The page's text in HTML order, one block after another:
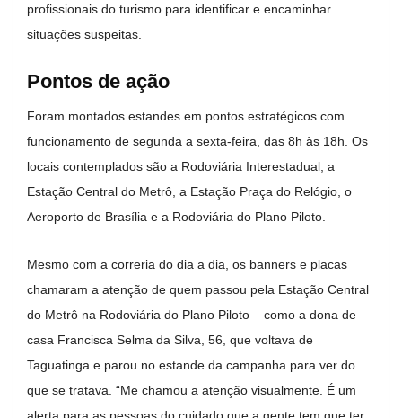
profissionais do turismo para identificar e encaminhar
situações suspeitas.
Pontos de ação
Foram montados estandes em pontos estratégicos com
funcionamento de segunda a sexta-feira, das 8h às 18h. Os
locais contemplados são a Rodoviária Interestadual, a
⁠Estação Central do Metrô, ⁠a Estação Praça do Relógio, o
⁠Aeroporto de Brasília e a ⁠Rodoviária do Plano Piloto.
Mesmo com a correria do dia a dia, os banners e placas
chamaram a atenção de quem passou pela Estação Central
do Metrô na Rodoviária do Plano Piloto – como a dona de
casa Francisca Selma da Silva, 56, que voltava de
Taguatinga e parou no estande da campanha para ver do
que se tratava. “Me chamou a atenção visualmente. É um